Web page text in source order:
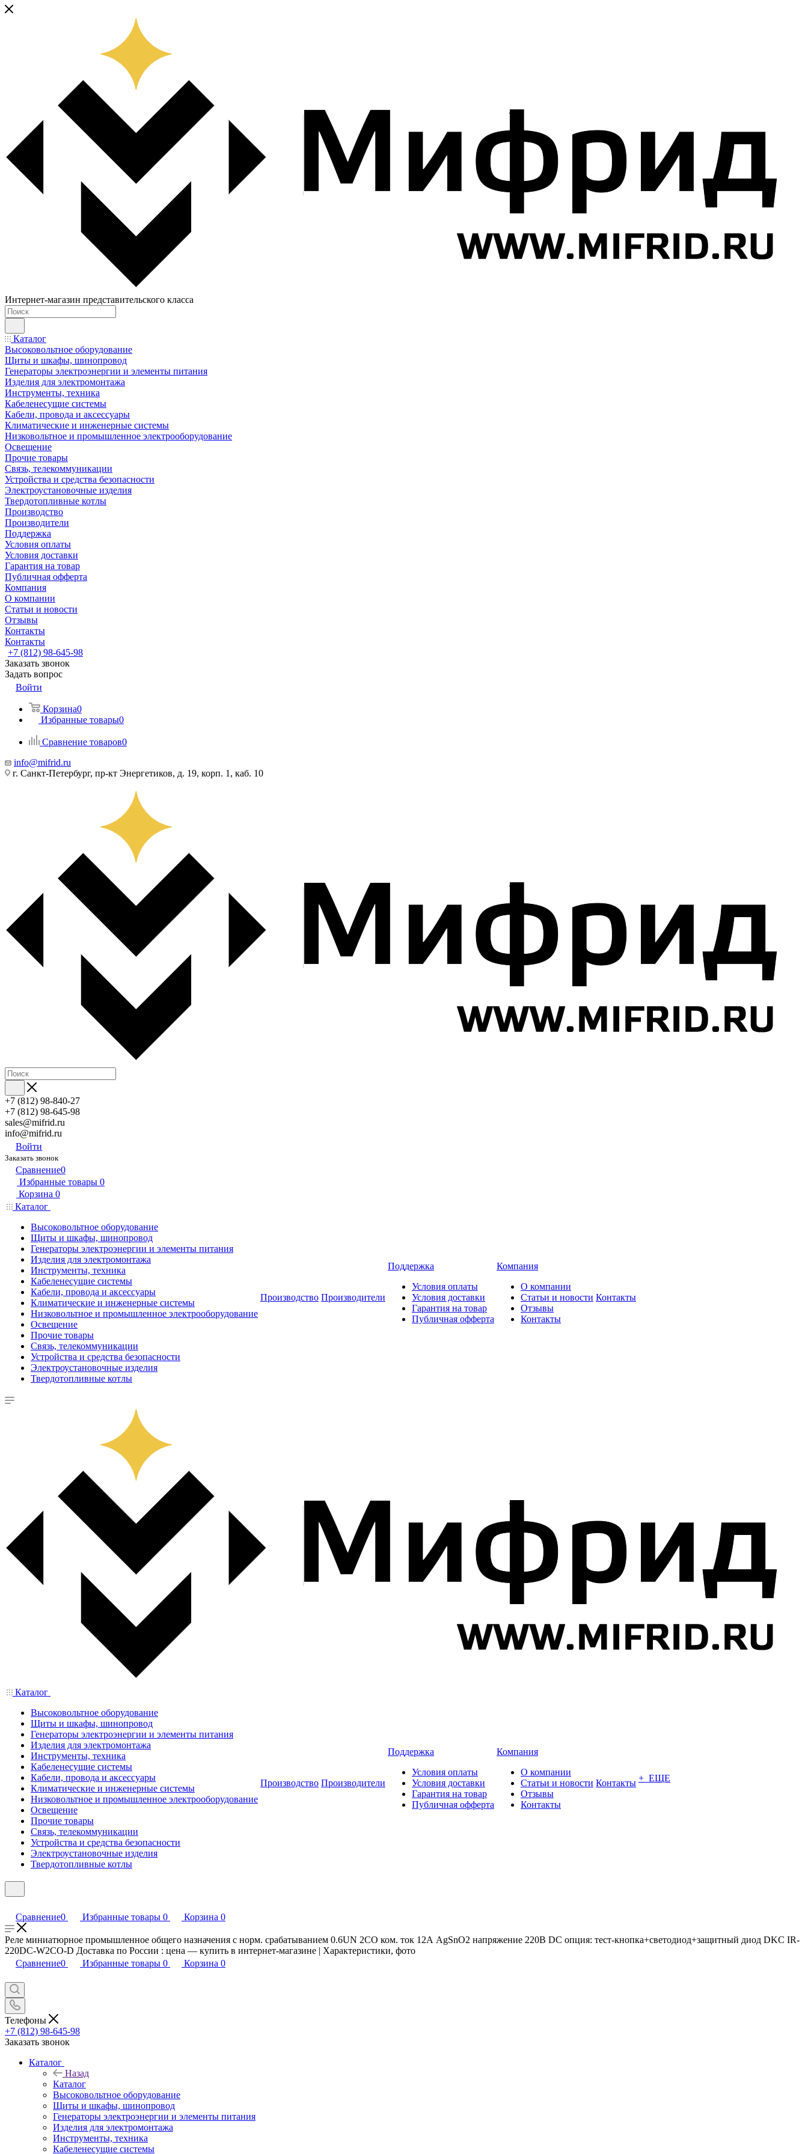
Интернет-магазин представительского класса
Каталог
Высоковольтное оборудование
Щиты и шкафы, шинопровод
Генераторы электроэнергии и элементы питания
Изделия для электромонтажа
Инструменты, техника
Кабеленесущие системы
Кабели, провода и аксессуары
Климатические и инженерные системы
Низковольтное и промышленное электрооборудование
Освещение
Прочие товары
Связь, телекоммуникации
Устройства и средства безопасности
Электроустановочные изделия
Твердотопливные котлы
Производство
Производители
Поддержка
Условия оплаты
Условия доставки
Гарантия на товар
Публичная офферта
Компания
О компании
Статьи и новости
Отзывы
Контакты
Контакты
+7 (812) 98-645-98
Заказать звонок
Задать вопрос
Войти
Корзина0
Избранные товары0
Сравнение товаров0
info@mifrid.ru
г. Санкт-Петербург, пр-кт Энергетиков, д. 19, корп. 1, каб. 10
+7 (812) 98-840-27
+7 (812) 98-645-98
sales@mifrid.ru
info@mifrid.ru
Войти
Заказать звонок
Сравнение0
Избранные товары 0
Корзина 0
Каталог
Высоковольтное оборудование
Щиты и шкафы, шинопровод
Генераторы электроэнергии и элементы питания
Изделия для электромонтажа
Инструменты, техника
Кабеленесущие системы
Кабели, провода и аксессуары
Климатические и инженерные системы
Низковольтное и промышленное электрооборудование
Освещение
Прочие товары
Связь, телекоммуникации
Устройства и средства безопасности
Электроустановочные изделия
Твердотопливные котлы
Производство Производители
Поддержка
Условия оплаты
Условия доставки
Гарантия на товар
Публичная офферта
Компания
О компании
Статьи и новости
Отзывы
Контакты
Контакты
Каталог
Высоковольтное оборудование
Щиты и шкафы, шинопровод
Генераторы электроэнергии и элементы питания
Изделия для электромонтажа
Инструменты, техника
Кабеленесущие системы
Кабели, провода и аксессуары
Климатические и инженерные системы
Низковольтное и промышленное электрооборудование
Освещение
Прочие товары
Связь, телекоммуникации
Устройства и средства безопасности
Электроустановочные изделия
Твердотопливные котлы
Производство Производители
Поддержка
Условия оплаты
Условия доставки
Гарантия на товар
Публичная офферта
Компания
О компании
Статьи и новости
Отзывы
Контакты
Контакты + ЕЩЕ
Сравнение0 Избранные товары 0 Корзина 0
Реле миниатюрное промышленное общего назначения с норм. срабатыванием 0.6UN 2CO ком. ток 12А AgSnO2 напряжение 220В DC опция: тест-кнопка+светодиод+защитный диод DKC IR-
220DC-W2CO-D Доставка по России : цена — купить в интернет-магазине | Характеристики, фото
Сравнение0 Избранные товары 0 Корзина 0
Телефоны
+7 (812) 98-645-98
Заказать звонок
Каталог
Назад
Каталог
Высоковольтное оборудование
Щиты и шкафы, шинопровод
Генераторы электроэнергии и элементы питания
Изделия для электромонтажа
Инструменты, техника
Кабеленесущие системы